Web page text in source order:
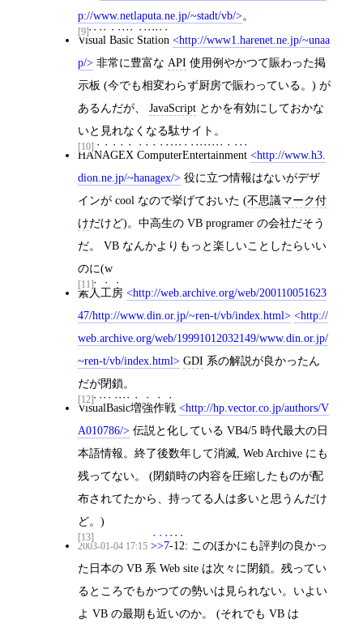
p://www.netlaputa.ne.jp/~stadt/vb/
。
[9]
Visual Basic Station
http://www1.harenet.ne.jp/~unaa
p/
非常に豊富な API 使用例やかつて賑わった掲
示板 (今でも相変わらず厨房で賑わっている。) が
あるんだが、 JavaScript とかを有効にしておかな
いと見れなくなる駄サイト。
[10]
HANAGEX ComputerEntertainment
http://www.h3.
dion.ne.jp/~hanagex/
役に立つ情報はないがデザ
インが cool なので挙げておいた (不思議マーク付
けだけど)。中高生の VB programer の会社だそう
だ。 VB なんかよりもっと楽しいことしたらいい
のに(w
[11]
素人工房
http://web.archive.org/web/200110051623
47/http://www.din.or.jp/~ren-t/vb/index.html
http://
web.archive.org/web/19991012032149/www.din.or.jp/
~ren-t/vb/index.html
GDI 系の解説が良かったん
だが閉鎖。
[12]
VisualBasic増強作戦
http://hp.vector.co.jp/authors/V
A010786/
伝説と化している VB4/5 時代最大の日
本語情報。終了後数年して消滅, Web Archive にも
残ってない。 (閉鎖時の内容を圧縮したものが配
布されてたから、持ってる人は多いと思うんだけ
ど。)
[13]
2003-01-04 17:15 >>7-12: このほかにも評判の良かっ
た日本の VB 系 Web site は次々に閉鎖。残ってい
るところでもかつての勢いは見られない。いよい
よ VB の最期も近いのか。 (それでも VB は